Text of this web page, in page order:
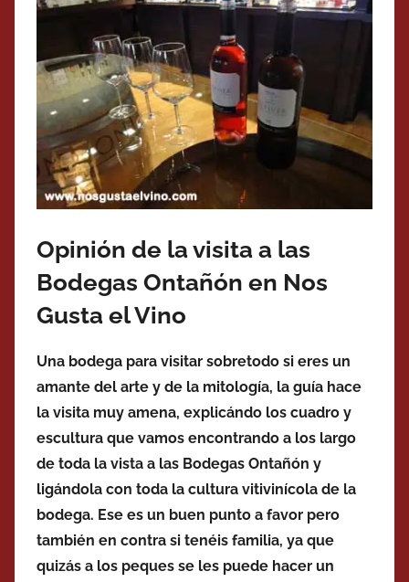
Opinión de la visita a las
Bodegas Ontañón en Nos
Gusta el Vino
Una bodega para visitar sobretodo si eres un
amante del arte y de la mitología, la guía hace
la visita muy amena, explicándo los cuadro y
escultura que vamos encontrando a los largo
de toda la vista a las Bodegas Ontañón y
ligándola con toda la cultura vitivinícola de la
bodega. Ese es un buen punto a favor pero
también en contra si tenéis familia, ya que
quizás a los peques se les puede hacer un